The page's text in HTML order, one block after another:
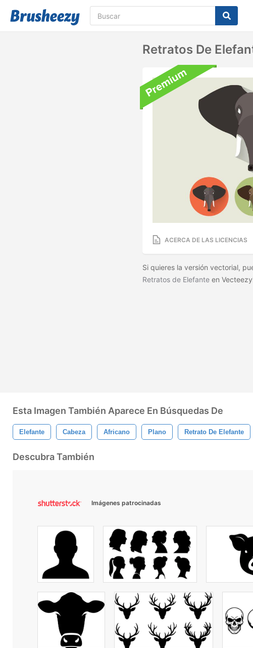
Retratos De
ACERCA DE LAS LICENCIAS
Si quieres la versión vectorial,
Retratos de Elefante en
Esta Imagen También Aparece En Búsquedas De
Elefante Cabeza Africano Plano Retrato De Elefante
Descubra También
Imágenes patrocinadas